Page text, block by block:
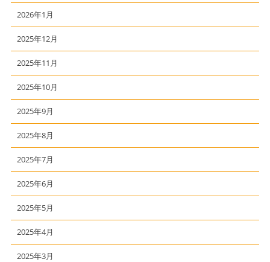
2026年1月
2025年12月
2025年11月
2025年10月
2025年9月
2025年8月
2025年7月
2025年6月
2025年5月
2025年4月
2025年3月